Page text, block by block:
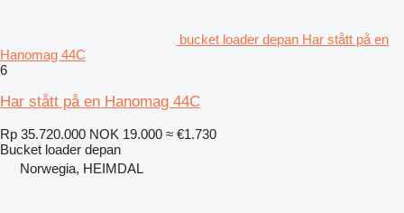
bucket loader depan Har stått på en
Hanomag 44C
6
Har stått på en Hanomag 44C
Rp 35.720.000 NOK 19.000 ≈ €1.730
Bucket loader depan
Norwegia, HEIMDAL